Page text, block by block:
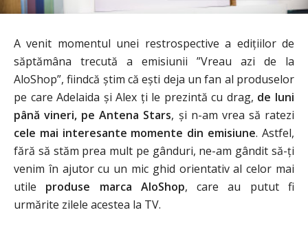
A venit momentul unei restrospective a edițiilor de
săptămâna trecută a emisiunii ”Vreau azi de la
AloShop”, fiindcă știm că ești deja un fan al produselor
pe care Adelaida și Alex ți le prezintă cu drag, de luni
până vineri, pe Antena Stars, și n-am vrea să ratezi
cele mai interesante momente din emisiune. Astfel,
fără să stăm prea mult pe gânduri, ne-am gândit să-ți
venim în ajutor cu un mic ghid orientativ al celor mai
utile produse marca AloShop, care au putut fi
urmărite zilele acestea la TV.